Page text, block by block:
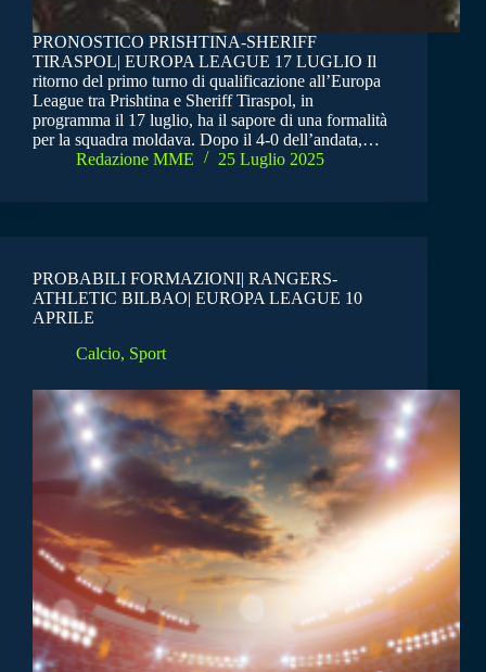
PRONOSTICO PRISHTINA-SHERIFF
TIRASPOL| EUROPA LEAGUE 17 LUGLIO Il
ritorno del primo turno di qualificazione all’Europa
League tra Prishtina e Sheriff Tiraspol, in
programma il 17 luglio, ha il sapore di una formalità
per la squadra moldava. Dopo il 4-0 dell’andata,…
Redazione MME
25 Luglio 2025
PROBABILI FORMAZIONI| RANGERS-
ATHLETIC BILBAO| EUROPA LEAGUE 10
APRILE
Calcio, Sport